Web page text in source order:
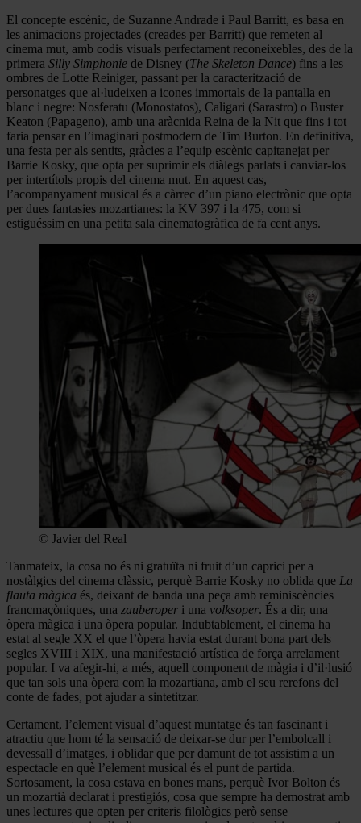
El concepte escènic, de Suzanne Andrade i Paul Barritt, es basa en
les animacions projectades (creades per Barritt) que remeten al
cinema mut, amb codis visuals perfectament reconeixebles, des de la
primera Silly Simphonie de Disney (The Skeleton Dance) fins a les
ombres de Lotte Reiniger, passant per la caracterització de
personatges que al·ludeixen a icones immortals de la pantalla en
blanc i negre: Nosferatu (Monostatos), Caligari (Sarastro) o Buster
Keaton (Papageno), amb una aràcnida Reina de la Nit que fins i tot
faria pensar en l’imaginari postmodern de Tim Burton. En definitiva,
una festa per als sentits, gràcies a l’equip escènic capitanejat per
Barrie Kosky, que opta per suprimir els diàlegs parlats i canviar-los
per intertítols propis del cinema mut. En aquest cas,
l’acompanyament musical és a càrrec d’un piano electrònic que opta
per dues fantasies mozartianes: la KV 397 i la 475, com si
estiguéssim en una petita sala cinematogràfica de fa cent anys.
© Javier del Real
Tanmateix, la cosa no és ni gratuïta ni fruit d’un caprici per a
nostàlgics del cinema clàssic, perquè Barrie Kosky no oblida que La
flauta màgica és, deixant de banda una peça amb reminiscències
francmaçòniques, una zauberoper i una volksoper. És a dir, una
òpera màgica i una òpera popular. Indubtablement, el cinema ha
estat al segle XX el que l’òpera havia estat durant bona part dels
segles XVIII i XIX, una manifestació artística de força arrelament
popular. I va afegir-hi, a més, aquell component de màgia i d’il·lusió
que tan sols una òpera com la mozartiana, amb el seu rerefons del
conte de fades, pot ajudar a sintetitzar.
Certament, l’element visual d’aquest muntatge és tan fascinant i
atractiu que hom té la sensació de deixar-se dur per l’embolcall i
devessall d’imatges, i oblidar que per damunt de tot assistim a un
espectacle en què l’element musical és el punt de partida.
Sortosament, la cosa estava en bones mans, perquè Ivor Bolton és
un mozartià declarat i prestigiós, cosa que sempre ha demostrat amb
unes lectures que opten per criteris filològics però sense